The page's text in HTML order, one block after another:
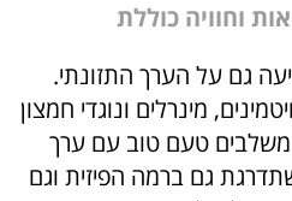
וחוויה כוללת
גם על הערך התזונתי.
מינרלים ונוגדי חמצון
טעם טוב עם ערך
גם ברמה הפיזית וגם